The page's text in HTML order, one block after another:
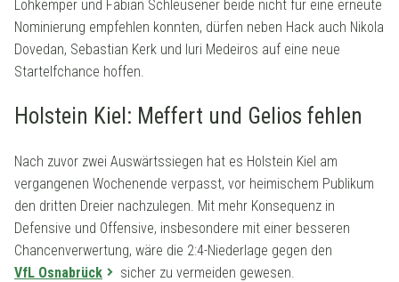
Lohkemper und Fabian Schleusener beide nicht für eine erneute
Nominierung empfehlen konnten, dürfen neben Hack auch Nikola
Dovedan, Sebastian Kerk und Iuri Medeiros auf eine neue
Startelfchance hoffen.
Holstein Kiel: Meffert und Gelios fehlen
Nach zuvor zwei Auswärtssiegen hat es Holstein Kiel am
vergangenen Wochenende verpasst, vor heimischem Publikum
den dritten Dreier nachzulegen. Mit mehr Konsequenz in
Defensive und Offensive, insbesondere mit einer besseren
Chancenverwertung, wäre die 2:4-Niederlage gegen den
VfL Osnabrück
sicher zu vermeiden gewesen.